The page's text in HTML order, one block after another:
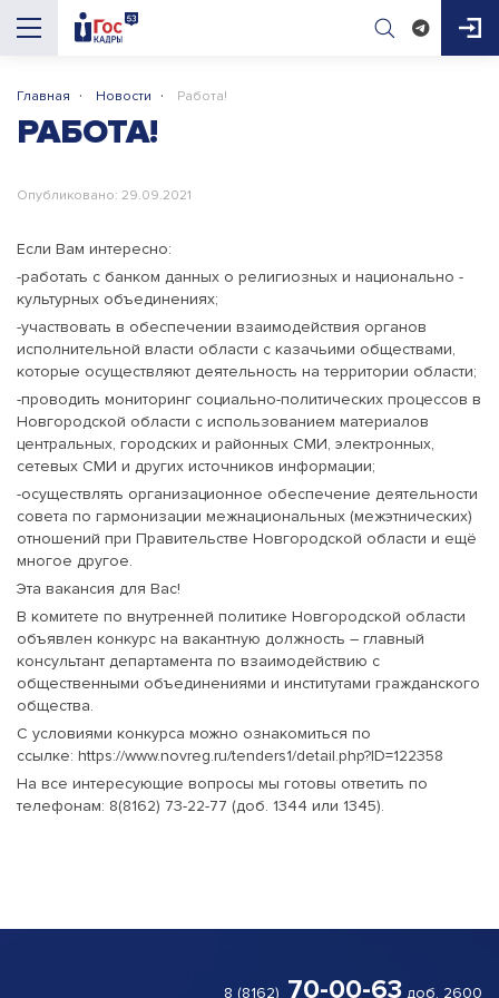
Главная · Новости · Работа!
РАБОТА!
Опубликовано: 29.09.2021
Если Вам интересно:
-работать с банком данных о религиозных и национально -
культурных объединениях;
-участвовать в обеспечении взаимодействия органов
исполнительной власти области с казачьими обществами,
которые осуществляют деятельность на территории области;
-проводить мониторинг социально-политических процессов в
Новгородской области с использованием материалов
центральных, городских и районных СМИ, электронных,
сетевых СМИ и других источников информации;
-осуществлять организационное обеспечение деятельности
совета по гармонизации межнациональных (межэтнических)
отношений при Правительстве Новгородской области и ещё
многое другое.
Эта вакансия для Вас!
В комитете по внутренней политике Новгородской области
объявлен конкурс на вакантную должность – главный
консультант департамента по взаимодействию с
общественными объединениями и институтами гражданского
общества.
С условиями конкурса можно ознакомиться по
ссылке: https://www.novreg.ru/tenders1/detail.php?ID=122358
На все интересующие вопросы мы готовы ответить по
телефонам: 8(8162) 73-22-77 (доб. 1344 или 1345).
8 (8162) 70-00-63 доб. 2600
AI-помощник
ГосКадры53
Здравствуйте! Я AI-помощник портала
на работу и обучение. Чем помочь?